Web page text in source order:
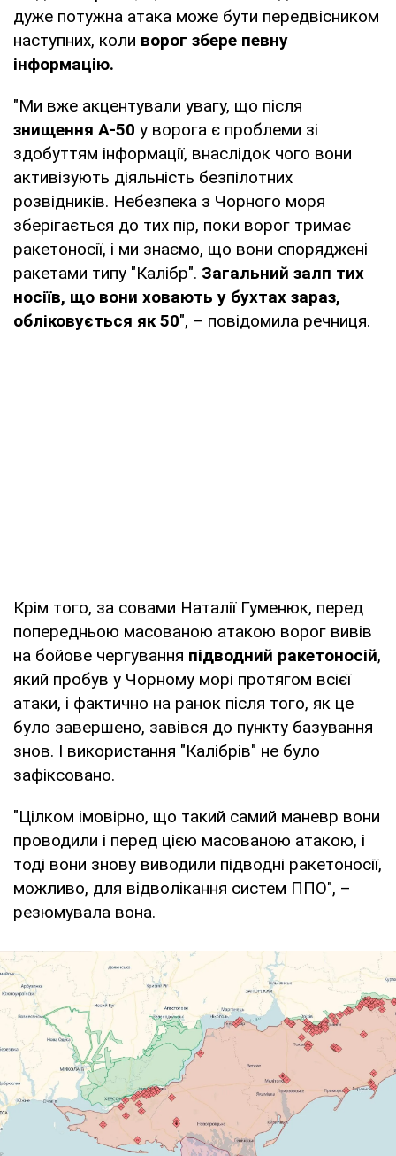
дуже потужна атака може бути передвісником
наступних, коли ворог збере певну
інформацію.
"Ми вже акцентували увагу, що після
знищення А-50 у ворога є проблеми зі
здобуттям інформації, внаслідок чого вони
активізують діяльність безпілотних
розвідників. Небезпека з Чорного моря
зберігається до тих пір, поки ворог тримає
ракетоносії, і ми знаємо, що вони споряджені
ракетами типу "Калібр". Загальний залп тих
носіїв, що вони ховають у бухтах зараз,
обліковується як 50", – повідомила речниця.
Крім того, за совами Наталії Гуменюк, перед
попередньою масованою атакою ворог вивів
на бойове чергування підводний ракетоносій,
який пробув у Чорному морі протягом всієї
атаки, і фактично на ранок після того, як це
було завершено, завівся до пункту базування
знов. І використання "Калібрів" не було
зафіксовано.
"Цілком імовірно, що такий самий маневр вони
проводили і перед цією масованою атакою, і
тоді вони знову виводили підводні ракетоносії,
можливо, для відволікання систем ППО", –
резюмувала вона.